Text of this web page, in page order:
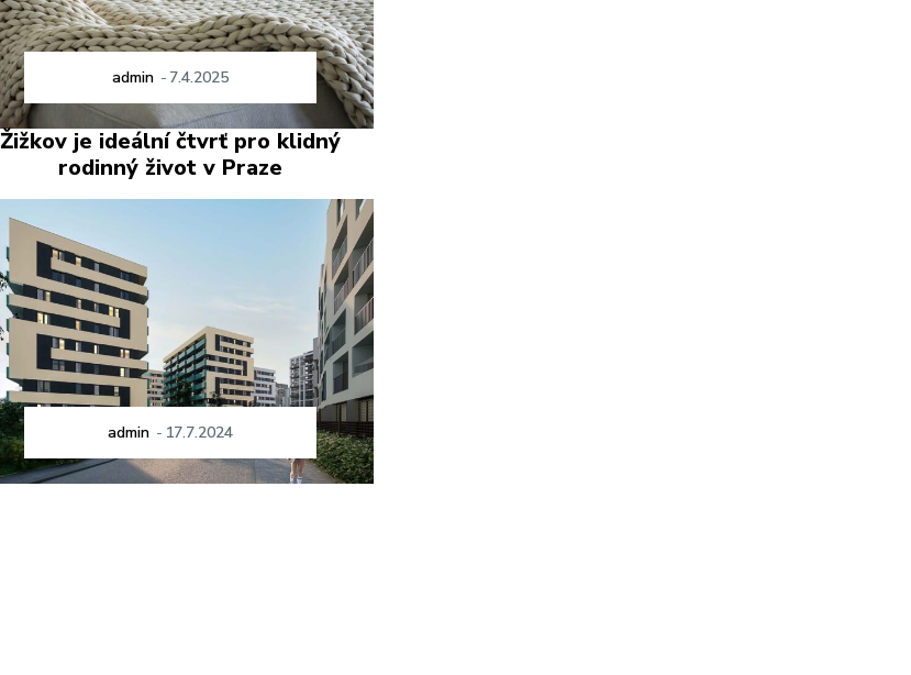
admin - 7.4.2025
Žižkov je ideální čtvrť pro klidný
rodinný život v Praze
admin - 17.7.2024